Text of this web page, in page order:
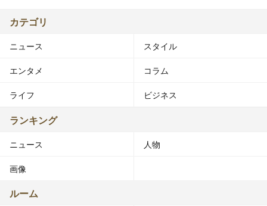
カテゴリ
ニュース スタイル
エンタメ コラム
ライフ ビジネス
ランキング
ニュース 人物
画像
ルーム